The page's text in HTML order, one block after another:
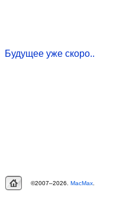
Будущее уже скоро..
©2007–2026. MacMax.